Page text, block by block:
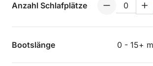
Anzahl Schlafplätze
Bootslänge 0 - 15+ m